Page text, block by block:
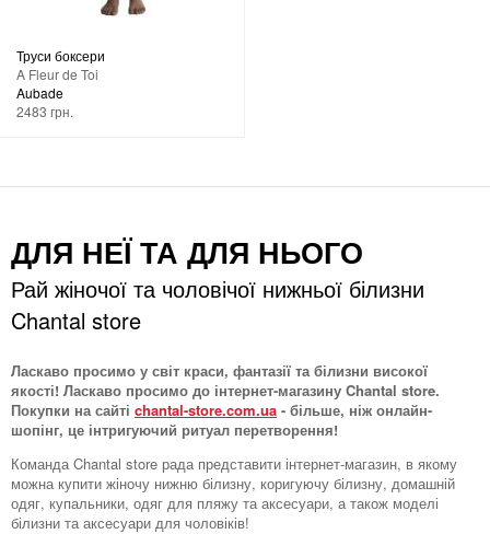
Труси боксери
A Fleur de Toi
Aubade
2483 грн.
ДЛЯ НЕЇ ТА ДЛЯ НЬОГО
Рай жіночої та чоловічої нижньої білизни
Chantal store
Ласкаво просимо у світ краси, фантазії та білизни високої
якості! Ласкаво просимо до інтернет-магазину Chantal store.
Покупки на сайті chantal-store.com.ua - більше, ніж онлайн-
шопінг, це інтригуючий ритуал перетворення!
Команда Chantal store рада представити інтернет-магазин, в якому
можна купити жіночу нижню білизну, коригуючу білизну, домашній
одяг, купальники, одяг для пляжу та аксесуари, а також моделі
білизни та аксесуари для чоловіків!